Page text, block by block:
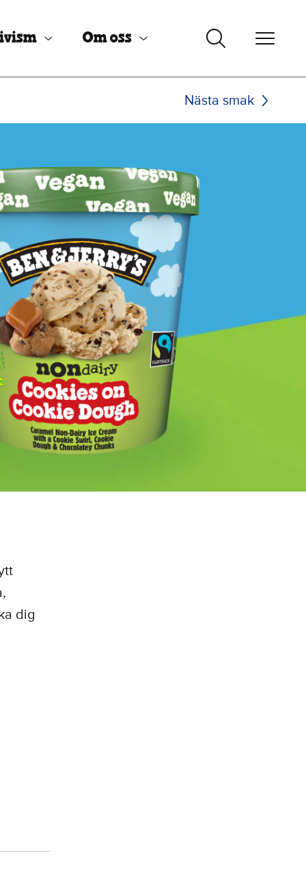
Om oss
Nästa smak
dig